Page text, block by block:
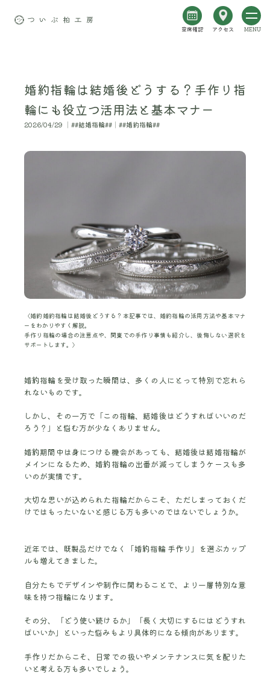
空席確認 アクセス MENU
婚約指輪は結婚後どうする？手作り指
輪にも役立つ活用法と基本マナー
2026/04/29 │##結婚指輪##│##婚約指輪##
〈婚約婚約指輪は結婚後どうする？本記事では、婚約指輪の活用方法や基本マナ
ーをわかりやすく解説。
手作り指輪の場合の注意点や、関東での手作り事情も紹介し、後悔しない選択を
サポートします。〉
婚約指輪を受け取った瞬間は、多くの人にとって特別で忘れら
れないものです。
しかし、その一方で「この指輪、結婚後はどうすればいいのだ
ろう？」と悩む方が少なくありません。
婚約期間中は身につける機会があっても、結婚後は結婚指輪が
メインになるため、婚約指輪の出番が減ってしまうケースも多
いのが実情です。
大切な思いが込められた指輪だからこそ、ただしまっておくだ
けではもったいないと感じる方も多いのではないでしょうか。
近年では、既製品だけでなく「婚約指輪 手作り」を選ぶカップ
ルも増えてきました。
自分たちでデザインや制作に関わることで、より一層特別な意
味を持つ指輪になります。
その分、「どう使い続けるか」「長く大切にするにはどうすれ
ばいいか」といった悩みもより具体的になる傾向があります。
手作りだからこそ、日常での扱いやメンテナンスに気を配りた
いと考える方も多いでしょう。